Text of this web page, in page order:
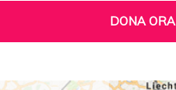
DONA ORA